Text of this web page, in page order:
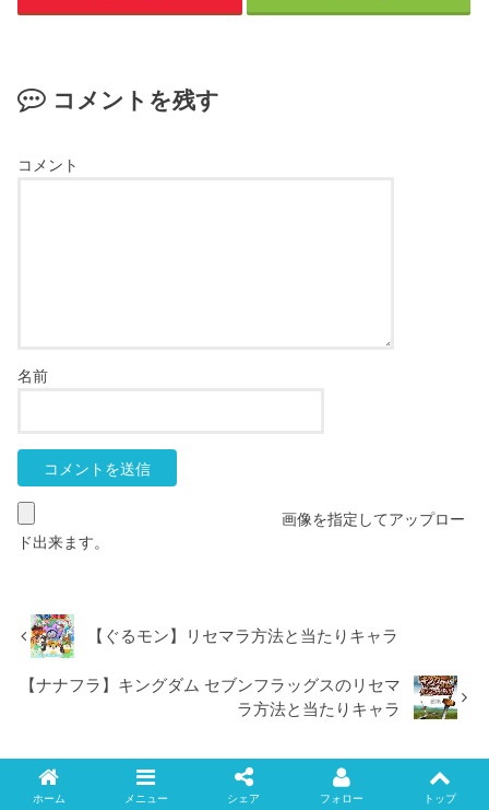
コメントを残す
コメント
名前
画像を指定してアップロー
ド出来ます。
【ぐるモン】リセマラ方法と当たりキャラ
【ナナフラ】キングダム セブンフラッグスのリセマ
ラ方法と当たりキャラ
ホーム メニュー シェア フォロー トップ
Twitter